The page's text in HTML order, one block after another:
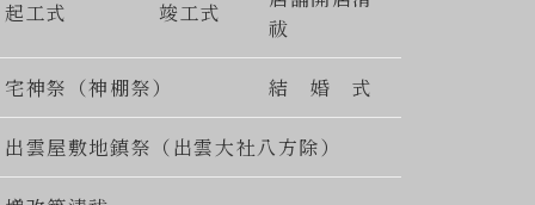
起工式 竣工式
祓
宅神祭（神棚祭） 結 婚 式
出雲屋敷地鎮祭（出雲大社八方除）